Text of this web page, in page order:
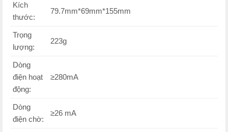
Kích
thước:
79.7mm*69mm*155mm
Trọng
lượng:
223g
Dòng
điện hoạt
động:
≥280mA
Dòng
điện chờ:
≥26 mA